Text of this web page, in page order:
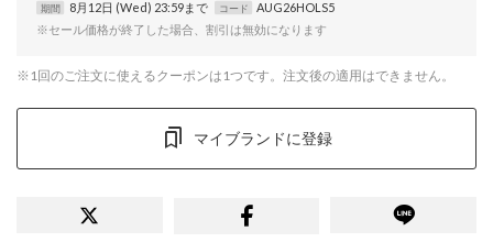
期間 8月12日 (Wed) 23:59まで コード
AUG26HOLS5
※セール価格が終了した場合、割引は無効になります
※1回のご注文に使えるクーポンは1つです。注文後の適用はできません。
マイブランドに登録